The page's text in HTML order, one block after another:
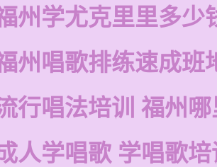
州学尤克里里多少
州唱歌排练速成班
行唱法培训 福州
人学唱歌 学唱歌培